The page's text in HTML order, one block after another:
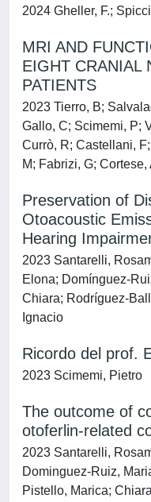
2024 Gheller, F.;
MRI AND
EIGHT CRANIAL
PATIENTS
2023 Tierro, B;
Gallo, C; Scimemi, P;
Currò, R; Castellani,
M; Fabrizi, G;
Preservation of
Otoacoustic
Hearing
2023 Santarelli,
Elona; Domínguez-
Chiara; Rodríguez-
Ignacio
Ricordo del prof.
2023 Scimemi, Pietro
The outcome of
otoferlin-related
2023 Santarelli,
Dominguez-Ruiz,
Pistello, Marica;